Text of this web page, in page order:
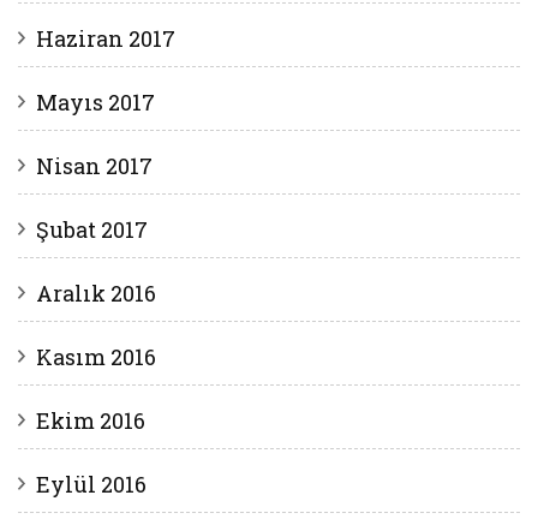
Haziran 2017
Mayıs 2017
Nisan 2017
Şubat 2017
Aralık 2016
Kasım 2016
Ekim 2016
Eylül 2016